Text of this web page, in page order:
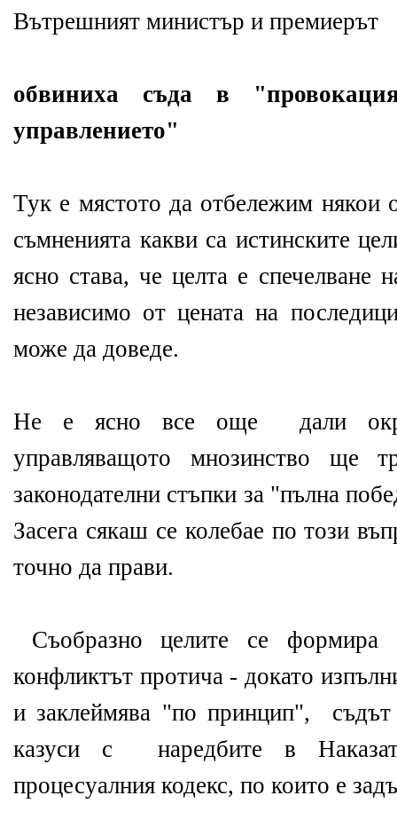
Вътрешният министър и премиерът
обвиниха съда в
управлението"
Тук е мястото да отбележим някои
съмненията какви са истинските
ясно става, че целта е спечелване
независимо от цената на
може да доведе.
Не е ясно все още дали
управляващото мнозинство ще
законодателни стъпки за "пълна
Засега сякаш се колебае по този
точно да прави.
Съобразно целите се формира
конфликтът протича - докато
и заклеймява "по принцип", съдът
казуси с наредбите в
процесуалния кодекс, по които е